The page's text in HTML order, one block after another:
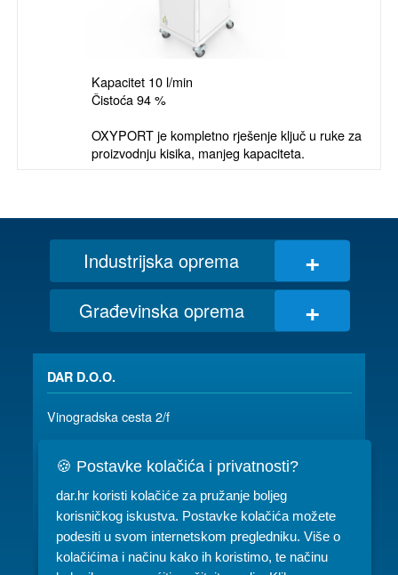
Kapacitet 10 l/min
Čistoća 94 %
OXYPORT je kompletno rješenje ključ u ruke za
proizvodnju kisika, manjeg kapaciteta.
Industrijska oprema +
Građevinska oprema +
DAR D.O.O.
Vinogradska cesta 2/f
RADNO VRIJEME:
Komercijala: PON-PET 07-15h
🍪 Postavke kolačića i privatnosti?
dar.hr koristi kolačiće za pružanje boljeg
korisničkog iskustva. Postavke kolačića možete
podesiti u svom internetskom pregledniku. Više o
kolačićima i načinu kako ih koristimo, te načinu